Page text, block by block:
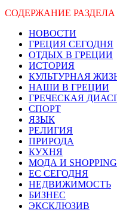
СОДЕРЖАНИЕ РАЗДЕЛА
НОВОСТИ
ГРЕЦИЯ СЕГОДНЯ
ОТДЫХ В ГРЕЦИИ
ИСТОРИЯ
КУЛЬТУРНАЯ
НАШИ В ГРЕЦИИ
ГРЕЧЕСКАЯ
СПОРТ
ЯЗЫК
РЕЛИГИЯ
ПРИРОДА
КУХНЯ
МОДА И SHOPPING
ЕС СЕГОДНЯ
НЕДВИЖИМОСТЬ
БИЗНЕС
ЭКСКЛЮЗИВ